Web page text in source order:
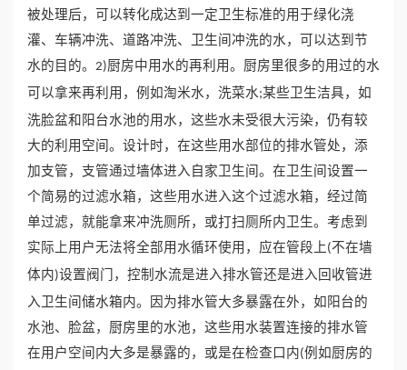
被处理后，可以转化成达到一定卫生标准的用于绿化浇
灌、车辆冲洗、道路冲洗、卫生间冲洗的水，可以达到节
水的目的。
2)厨房中用水的再利用。厨房里很多的用过的水
可以拿来再利用，例如淘米水，洗菜水;某些卫生洁具，如
洗脸盆和阳台水池的用水，这些水未受很大污染，仍有较
大的利用空间。设计时，在这些用水部位的排水管处，添
加支管，支管通过墙体进入自家卫生间。在卫生间设置一
个简易的过滤水箱，这些用水进入这个过滤水箱，经过简
单过滤，就能拿来冲洗厕所，或打扫厕所内卫生。考虑到
实际上用户无法将全部用水循环使用，应在管段上 (不在墙
体内)设置阀门，控制水流是进入排水管还是进入回收管进
入卫生间储水箱内。因为排水管大多暴露在外，如阳台的
水池、脸盆，厨房里的水池，这些用水装置连接的排水管
在用户空间内大多是暴露的，或是在检查口内(例如厨房的